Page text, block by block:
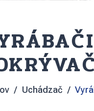
Uchádzač